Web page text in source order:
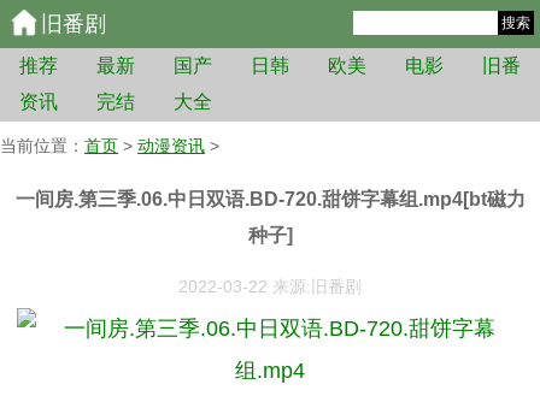
旧番剧 搜索
推荐 最新 国产 日韩 欧美 电影
旧番
资讯
完结 大全
当前位置： 首页 > 动漫资讯 >
一间房.第三季.06.中日双语.BD-720.甜饼字幕组.mp4[bt磁力
种子]
2022-03-22 来源:旧番剧